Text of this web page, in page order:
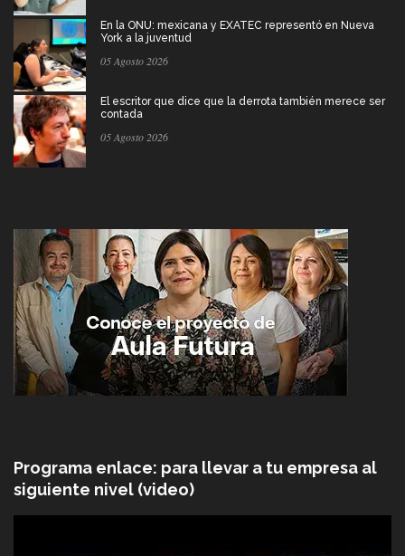
En la ONU: mexicana y EXATEC representó en Nueva
York a la juventud
05 Agosto 2026
El escritor que dice que la derrota también merece ser
contada
05 Agosto 2026
Programa enlace: para llevar a tu empresa al
siguiente nivel (video)